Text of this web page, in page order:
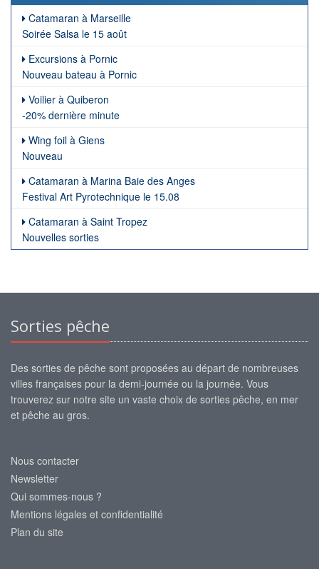
Catamaran à Marseille
Soirée Salsa le 15 août
Excursions à Pornic
Nouveau bateau à Pornic
Voilier à Quiberon
-20% dernière minute
Wing foil à Giens
Nouveau
Catamaran à Marina Baie des Anges
Festival Art Pyrotechnique le 15.08
Catamaran à Saint Tropez
Nouvelles sorties
Sorties pêche
Des sorties de pêche sont proposées au départ de nombreuses
villes françaises pour la demi-journée ou la journée. Vous
trouverez sur notre site un vaste choix de sorties pêche, en mer
et pêche au gros.
Nous contacter
Newsletter
Qui sommes-nous ?
Mentions légales et confidentialité
Plan du site